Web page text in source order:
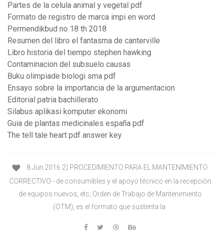
Partes de la celula animal y vegetal pdf
Formato de registro de marca impi en word
Permendikbud no 18 th 2018
Resumen del libro el fantasma de canterville
Libro historia del tiempo stephen hawking
Contaminacion del subsuelo causas
Buku olimpiade biologi sma pdf
Ensayo sobre la importancia de la argumentacion
Editorial patria bachillerato
Silabus aplikasi komputer ekonomi
Guia de plantas medicinales españa pdf
The tell tale heart pdf answer key
8 Jun 2016 2) PROCEDIMIENTO PARA EL MANTENIMIENTO
CORRECTIVO - de consumibles y el apoyo técnico en la recepción
de equipos nuevos, etc; Orden de Trabajo de Mantenimiento
(OTM), es el formato que sustenta la